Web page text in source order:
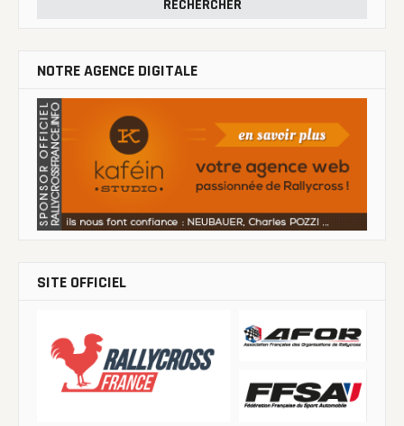
NOTRE AGENCE DIGITALE
SITE OFFICIEL